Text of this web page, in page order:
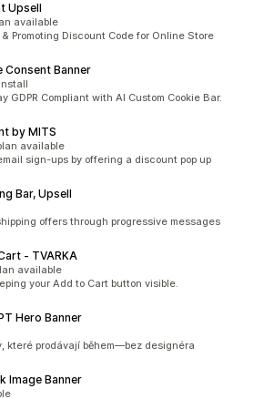
Upsell
8
available
Promoting Discount Code for Online Store
Consent Banner
1
GDPR Compliant with AI Custom Cookie Bar.
by MITS
39
available
sign-ups by offering a discount pop up
Bar, Upsell
9
offers through progressive messages
‑ TVARKA
10
available
your Add to Cart button visible.
Hero Banner
8
které prodávají během—bez designéra
Image Banner